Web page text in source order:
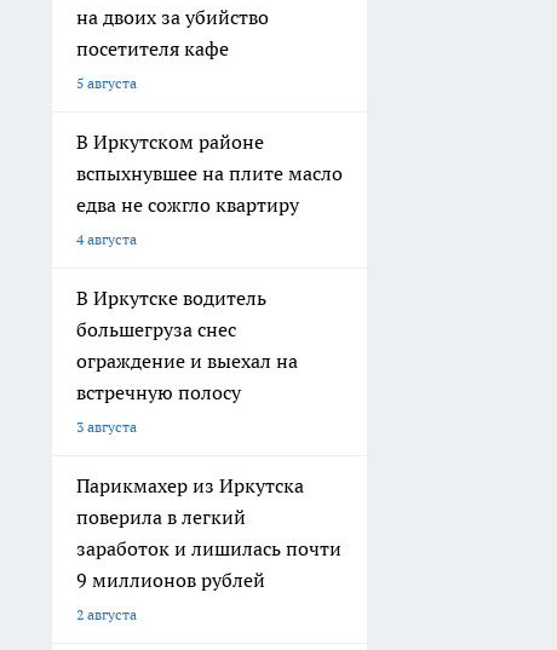
на двоих за убийство
посетителя кафе
5 августа
В Иркутском районе
вспыхнувшее на плите масло
едва не сожгло квартиру
4 августа
В Иркутске водитель
большегруза снес
ограждение и выехал на
встречную полосу
3 августа
Парикмахер из Иркутска
поверила в легкий
заработок и лишилась почти
9 миллионов рублей
2 августа